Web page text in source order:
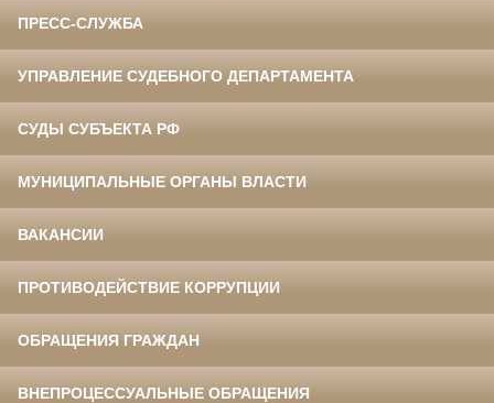
ПРЕСС-СЛУЖБА
УПРАВЛЕНИЕ СУДЕБНОГО ДЕПАРТАМЕНТА
СУДЫ СУБЪЕКТА РФ
МУНИЦИПАЛЬНЫЕ ОРГАНЫ ВЛАСТИ
ВАКАНСИИ
ПРОТИВОДЕЙСТВИЕ КОРРУПЦИИ
ОБРАЩЕНИЯ ГРАЖДАН
ВНЕПРОЦЕССУАЛЬНЫЕ ОБРАЩЕНИЯ